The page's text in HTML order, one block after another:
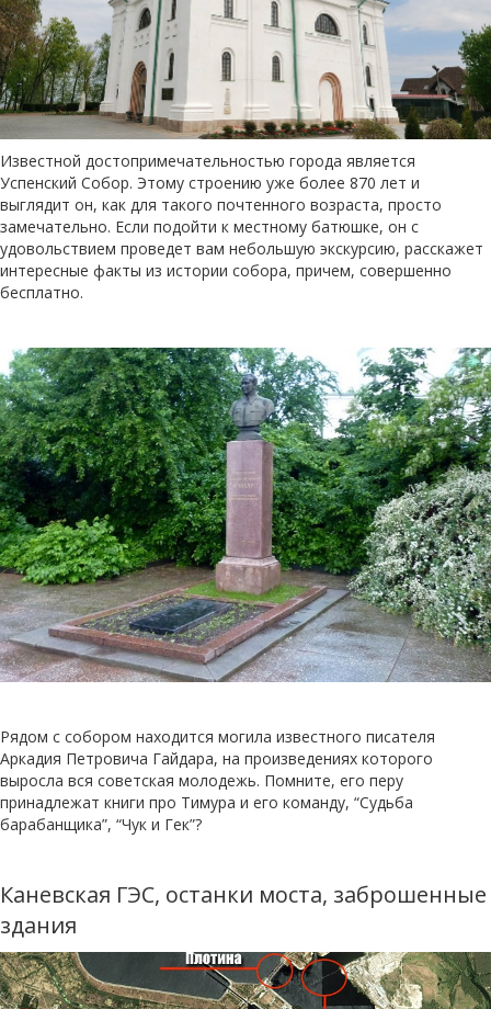
Известной достопримечательностью города является
Успенский Собор. Этому строению уже более 870 лет и
выглядит он, как для такого почтенного возраста, просто
замечательно. Если подойти к местному батюшке, он с
удовольствием проведет вам небольшую экскурсию, расскажет
интересные факты из истории собора, причем, совершенно
бесплатно.
Рядом с собором находится могила известного писателя
Аркадия Петровича Гайдара, на произведениях которого
выросла вся советская молодежь. Помните, его перу
принадлежат книги про Тимура и его команду, “Судьба
барабанщика”, “Чук и Гек”?
Каневская ГЭС, останки моста, заброшенные
здания